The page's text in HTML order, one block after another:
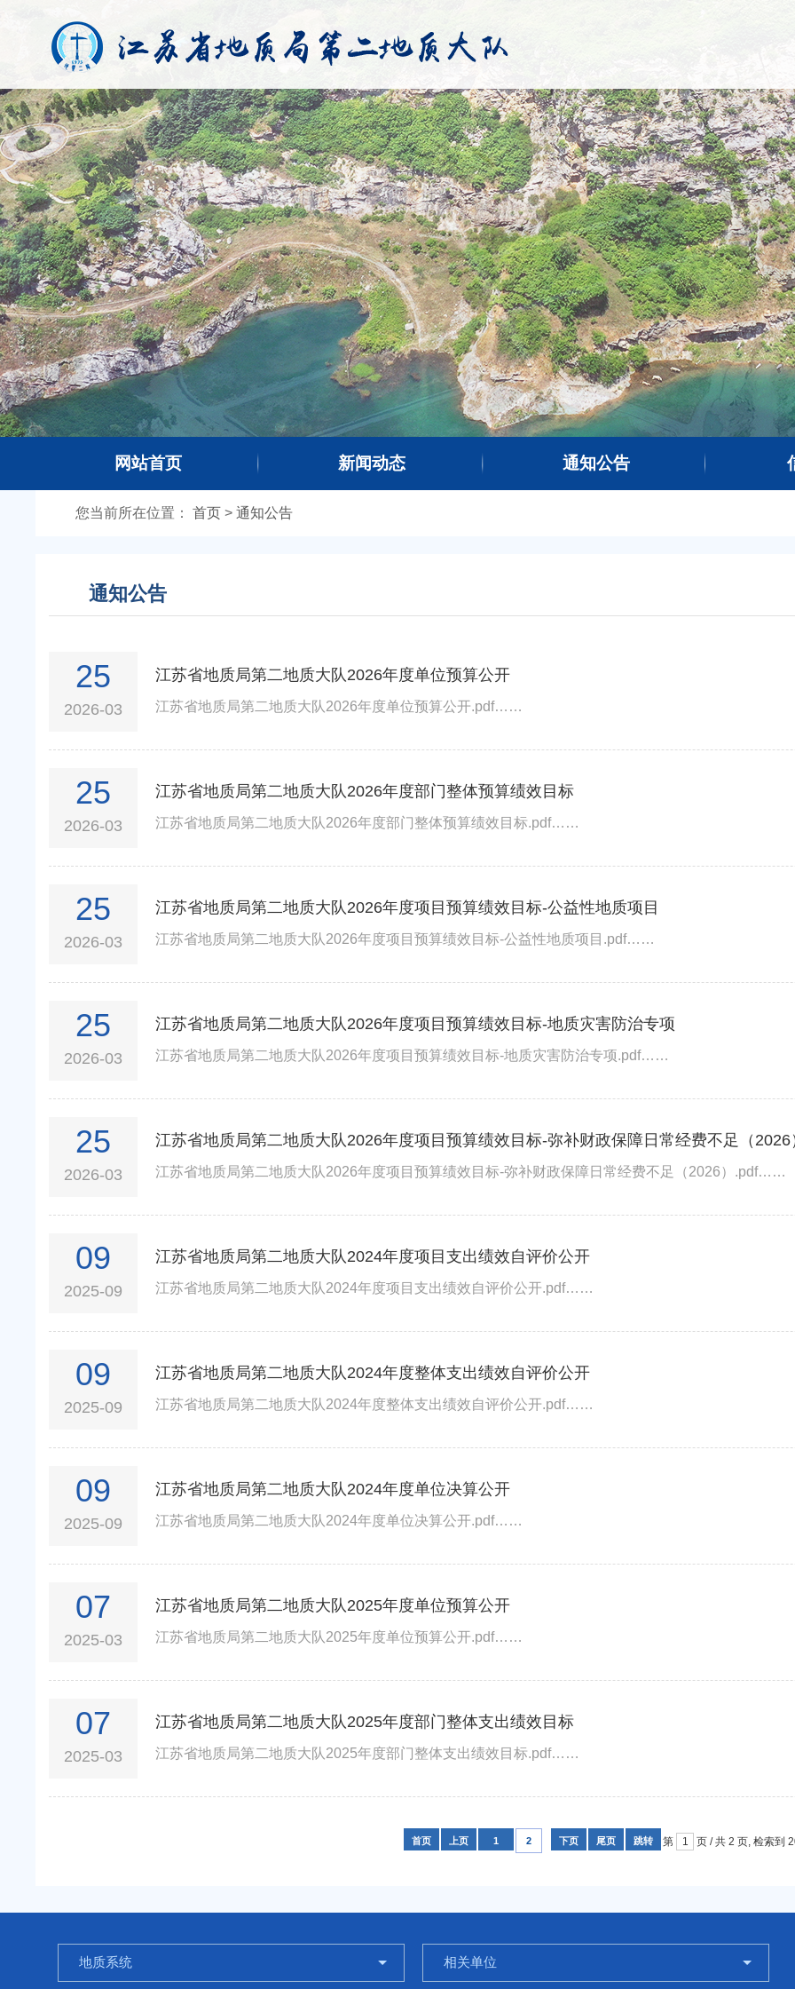
网站首页 新闻动态 通知公告
欢迎光临江苏省地质局第二地质大队网站
您当前所在位置：首页 >通知公告
通知公告
25
2026-03
江苏省地质局第二地质大队2026年度单位预算公开
江苏省地质局第二地质大队2026年度单位预算公开.pdf……
25
2026-03
江苏省地质局第二地质大队2026年度部门整体预算绩效目标
江苏省地质局第二地质大队2026年度部门整体预算绩效目标.pdf……
25
2026-03
江苏省地质局第二地质大队2026年度项目预算绩效目标-公益性地质项目
江苏省地质局第二地质大队2026年度项目预算绩效目标-公益性地质项目.pdf……
25
2026-03
江苏省地质局第二地质大队2026年度项目预算绩效目标-地质灾害防治专项
江苏省地质局第二地质大队2026年度项目预算绩效目标-地质灾害防治专项.pdf……
25
2026-03
江苏省地质局第二地质大队2026年度项目预算绩效目标-弥补财政保障日常经费不足（2026
江苏省地质局第二地质大队2026年度项目预算绩效目标-弥补财政保障日常经费不足（2026）.pdf……
09
2025-09
江苏省地质局第二地质大队2024年度项目支出绩效自评价公开
江苏省地质局第二地质大队2024年度项目支出绩效自评价公开.pdf……
09
2025-09
江苏省地质局第二地质大队2024年度整体支出绩效自评价公开
江苏省地质局第二地质大队2024年度整体支出绩效自评价公开.pdf……
09
2025-09
江苏省地质局第二地质大队2024年度单位决算公开
江苏省地质局第二地质大队2024年度单位决算公开.pdf……
07
2025-03
江苏省地质局第二地质大队2025年度单位预算公开
江苏省地质局第二地质大队2025年度单位预算公开.pdf……
07
2025-03
江苏省地质局第二地质大队2025年度部门整体支出绩效目标
江苏省地质局第二地质大队2025年度部门整体支出绩效目标.pdf……
首页 上页 1 2 下页 尾页 跳转 第 页 / 共2 页, 检索到
地质系统 相关单位